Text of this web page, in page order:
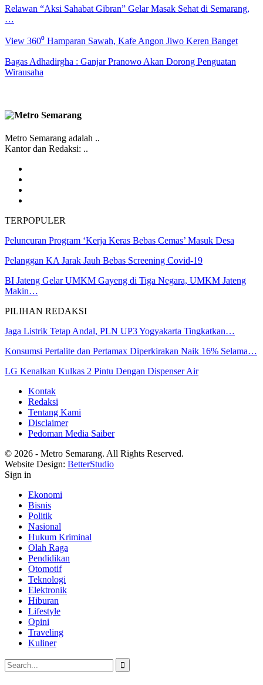
Relawan “Aksi Sahabat Gibran” Gelar Masak Sehat di Semarang,
…
View 360⁰ Hamparan Sawah, Kafe Angon Jiwo Keren Banget
Bagas Adhadirgha : Ganjar Pranowo Akan Dorong Penguatan
Wirausaha
Metro Semarang adalah ..
Kantor dan Redaksi: ..
TERPOPULER
Peluncuran Program ‘Kerja Keras Bebas Cemas’ Masuk Desa
Pelanggan KA Jarak Jauh Bebas Screening Covid-19
BI Jateng Gelar UMKM Gayeng di Tiga Negara, UMKM Jateng
Makin…
PILIHAN REDAKSI
Jaga Listrik Tetap Andal, PLN UP3 Yogyakarta Tingkatkan…
Konsumsi Pertalite dan Pertamax Diperkirakan Naik 16% Selama…
LG Kenalkan Kulkas 2 Pintu Dengan Dispenser Air
Kontak
Redaksi
Tentang Kami
Disclaimer
Pedoman Media Saiber
© 2026 - Metro Semarang. All Rights Reserved.
Website Design: BetterStudio
Sign in
Ekonomi
Bisnis
Politik
Nasional
Hukum Kriminal
Olah Raga
Pendidikan
Otomotif
Teknologi
Elektronik
Hiburan
Lifestyle
Opini
Traveling
Kuliner